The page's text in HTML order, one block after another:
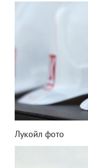
Лукойл фото